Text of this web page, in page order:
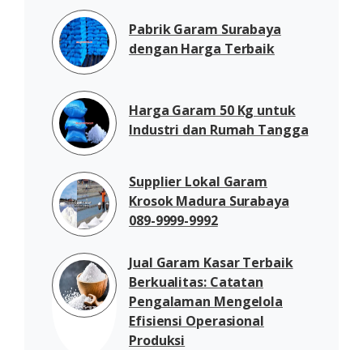
Pabrik Garam Surabaya
dengan Harga Terbaik
Harga Garam 50 Kg untuk
Industri dan Rumah Tangga
Supplier Lokal Garam
Krosok Madura Surabaya
089-9999-9992
Jual Garam Kasar Terbaik
Berkualitas: Catatan
Pengalaman Mengelola
Efisiensi Operasional
Produksi